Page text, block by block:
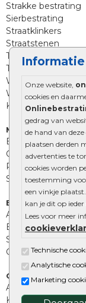
Onze website,
cookies en
gedrag van
de hand van
plaatsen derden
advertenties te
cookies worden
toestemming
een vinkje
kan je dit op
Lees voor meer
Technische
Analytische
Marketing
Strakke bestrating
Sierbestrating
Straatklinkers
Straatstenen
Trommelstenen
Tuinstenen
Waalformaat
Wildverband
Kingstones
Muurelementen
Betonbielzen
Opsluitbanden
Palissades
Stapelblokken
Extra
Afwatering en
Beplantings en
Split, grind en zand
Oprit tegels
Overig
Aanbiedingen
Kunstgras